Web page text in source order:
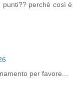
perchè così è
per favore...